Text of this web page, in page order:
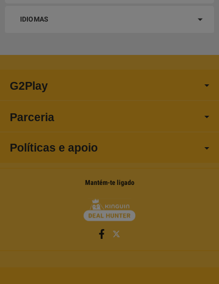
IDIOMAS
G2Play
Parceria
Políticas e apoio
Mantém-te ligado